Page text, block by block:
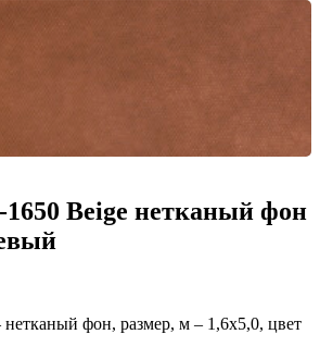
Beige нетканый фон
фон, размер, м – 1,6х5,0, цвет